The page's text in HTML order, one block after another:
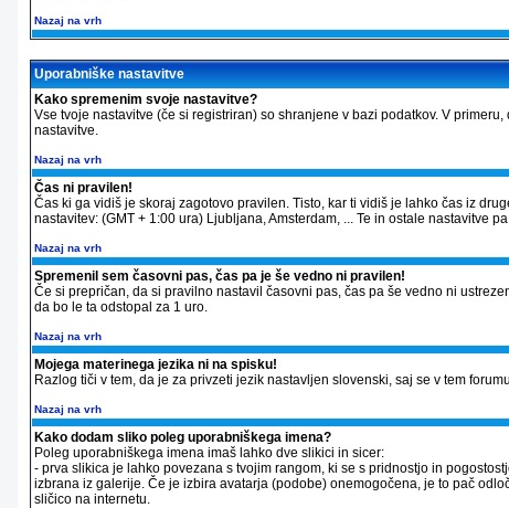
Nazaj na vrh
Uporabniške nastavitve
Kako spremenim svoje nastavitve?
Vse tvoje nastavitve (če si registriran) so shranjene v bazi podatkov. V
nastavitve.
Nazaj na vrh
Čas ni pravilen!
Čas ki ga vidiš je skoraj zagotovo pravilen. Tisto, kar ti vidiš je lahko čas iz
nastavitev: (GMT + 1:00 ura) Ljubljana, Amsterdam, ... Te in ostale nastavitve
Nazaj na vrh
Spremenil sem časovni pas, čas pa je še vedno ni pravilen!
Če si prepričan, da si pravilno nastavil časovni pas, čas pa še vedno ni
da bo le ta odstopal za 1 uro.
Nazaj na vrh
Mojega materinega jezika ni na spisku!
Razlog tiči v tem, da je za privzeti jezik nastavljen slovenski, saj se v tem
Nazaj na vrh
Kako dodam sliko poleg uporabniškega imena?
Poleg uporabniškega imena imaš lahko dve slikici in sicer:
- prva slikica je lahko povezana s tvojim rangom, ki se s pridnostjo in
izbrana iz galerije. Če je izbira avatarja (podobe) onemogočena, je to pač
sličico na internetu.